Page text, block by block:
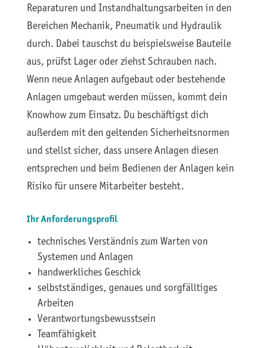
Reparaturen und Instandhaltungsarbeiten in den
Bereichen Mechanik, Pneumatik und Hydraulik
durch. Dabei tauschst du beispielsweise Bauteile
aus, prüfst Lager oder ziehst Schrauben nach.
Wenn neue Anlagen aufgebaut oder bestehende
Anlagen umgebaut werden müssen, kommt dein
Knowhow zum Einsatz. Du beschäftigst dich
außerdem mit den geltenden Sicherheitsnormen
und stellst sicher, dass unsere Anlagen diesen
entsprechen und beim Bedienen der Anlagen kein
Risiko für unsere Mitarbeiter besteht.
Ihr Anforderungsprofil
technisches Verständnis zum Warten von
Systemen und Anlagen
handwerkliches Geschick
selbstständiges, genaues und sorgfälltiges
Arbeiten
Verantwortungsbewusstsein
Teamfähigkeit